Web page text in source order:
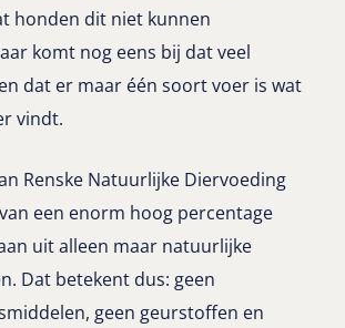
honden dit niet kunnen
komt nog eens bij dat veel
dat er maar één soort voer is wat
vindt.
Renske Natuurlijke Diervoeding
een enorm hoog percentage
uit alleen maar natuurlijke
Dat betekent dus: geen
geen geurstoffen en